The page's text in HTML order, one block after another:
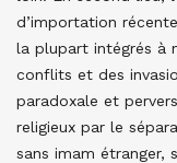
d’importation
la plupart intégrés à
conflits et des
paradoxale et
religieux par le
sans imam étranger,